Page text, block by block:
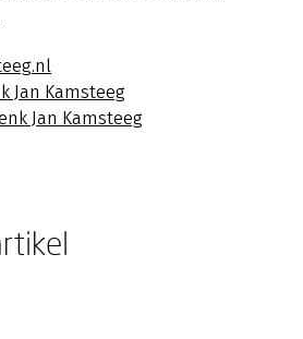
Jan Kamsteeg
Jan Kamsteeg